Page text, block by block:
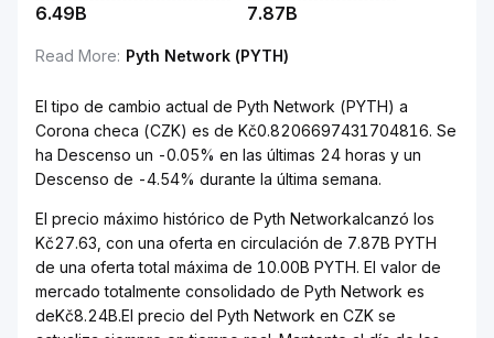
6.49B 7.87B
Read More: Pyth Network (PYTH)
El tipo de cambio actual de Pyth Network (PYTH) a
Corona checa (CZK) es de Kč0.8206697431704816. Se
ha Descenso un -0.05% en las últimas 24 horas y un
Descenso de -4.54% durante la última semana.
El precio máximo histórico de Pyth Networkalcanzó los
Kč27.63, con una oferta en circulación de 7.87B PYTH
de una oferta total máxima de 10.00B PYTH. El valor de
mercado totalmente consolidado de Pyth Network es
deKč8.24B.El precio del Pyth Network en CZK se